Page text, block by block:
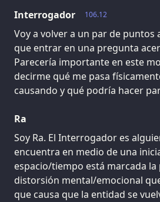
106.12
Interrogador
Voy a volver a un par de puntos
que entrar en una pregunta
Parecería importante en este
decirme qué me pasa
causando y qué podría hacer
Ra
Soy Ra. El Interrogador es
encuentra en medio de una
espacio/tiempo está marcada
distorsión mental/emocional
que causa que la entidad se